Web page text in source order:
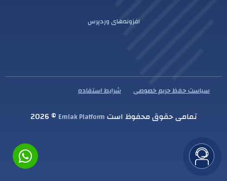
افزونه‌های وردپرس
سیاست حفظ حریم خصوصی شرایط استفاده
تمامی حقوق محفوظ است Emlak Platform
© 2026